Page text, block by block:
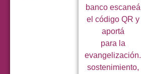
banco escaneá
el código QR y
aportá
para la
evangelización.
sostenimiento,